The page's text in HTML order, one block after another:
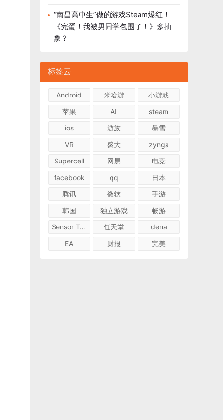
“南昌高中生”做的游戏Steam爆红！
《完蛋！我被男同学包围了！》多抽
象？
标签云
Android 米哈游
小游戏
苹果
AI
steam
ios
游族
暴雪
VR
盛大
zynga
Supercell
网易
电竞
facebook
qq
日本
腾讯
微软
手游
韩国
独立游戏
畅游
Sensor Tower
任天堂
dena
EA
财报 完美